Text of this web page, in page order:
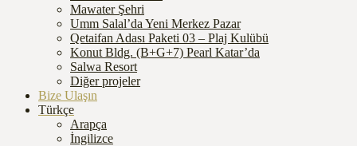
Mawater Şehri
Umm Salal’da Yeni Merkez Pazar
Qetaifan Adası Paketi 03 – Plaj Kulübü
Konut Bldg. (B+G+7) Pearl Katar’da
Salwa Resort
Diğer projeler
Bize Ulaşın
Türkçe
Arapça
İngilizce